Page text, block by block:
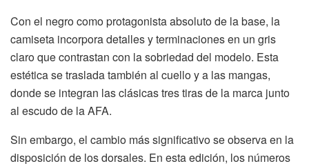
Con el negro como protagonista absoluto de la base, la
camiseta incorpora detalles y terminaciones en un gris
claro que contrastan con la sobriedad del modelo. Esta
estética se traslada también al cuello y a las mangas,
donde se integran las clásicas tres tiras de la marca junto
al escudo de la AFA.
Sin embargo, el cambio más significativo se observa en la
disposición de los dorsales. En esta edición, los números